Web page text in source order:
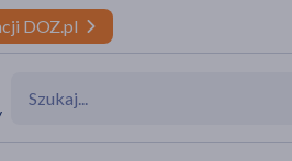
DOZ.pl